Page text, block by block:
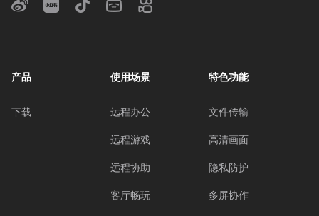
产品
下载
使用场景
远程办公
远程游戏
远程协助
客厅畅玩
特色功能
文件传输
高清画面
隐私防护
多屏协作